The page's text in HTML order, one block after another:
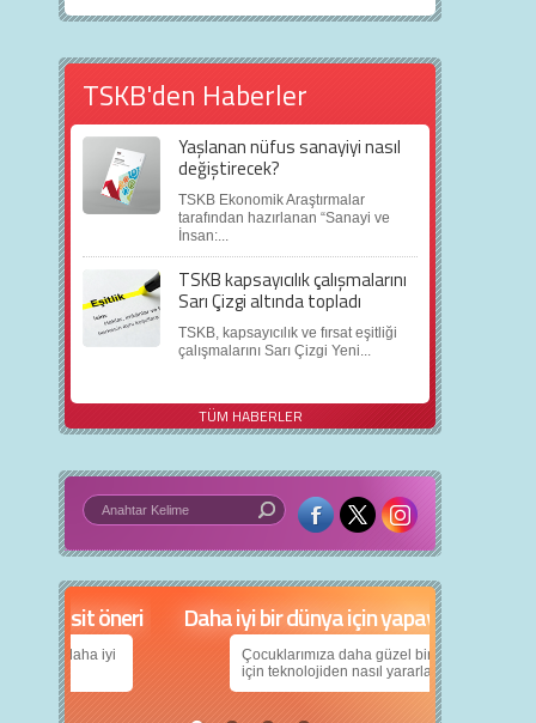
TSKB'den Haberler
Yaşlanan nüfus sanayiyi nasıl
değiştirecek?
TSKB Ekonomik Araştırmalar
tarafından hazırlanan “Sanayi ve
İnsan:...
TSKB kapsayıcılık çalışmalarını
Sarı Çizgi altında topladı
TSKB, kapsayıcılık ve fırsat eşitliği
çalışmalarını Sarı Çizgi Yeni...
TÜM HABERLER
5 basit öneri
daha iyi
Daha iyi bir dünya için yapay zekâ
Çocuklarımıza daha güzel bir dünya bırakabilmek
için teknolojiden nasıl yararlanırız?